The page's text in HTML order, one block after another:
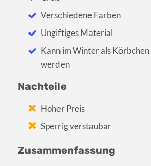
Verschiedene Farben
Ungiftiges Material
Kann im Winter als
werden
Nachteile
Hoher Preis
Sperrig verstaubar
Zusammenfassung